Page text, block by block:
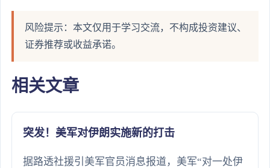
风险提示：本文仅用于学习交流，不构成投资建议、
证券推荐或收益承诺。
相关文章
突发！美军对伊朗实施新的打击
据路透社援引美军官员消息报道，美军“对一处伊